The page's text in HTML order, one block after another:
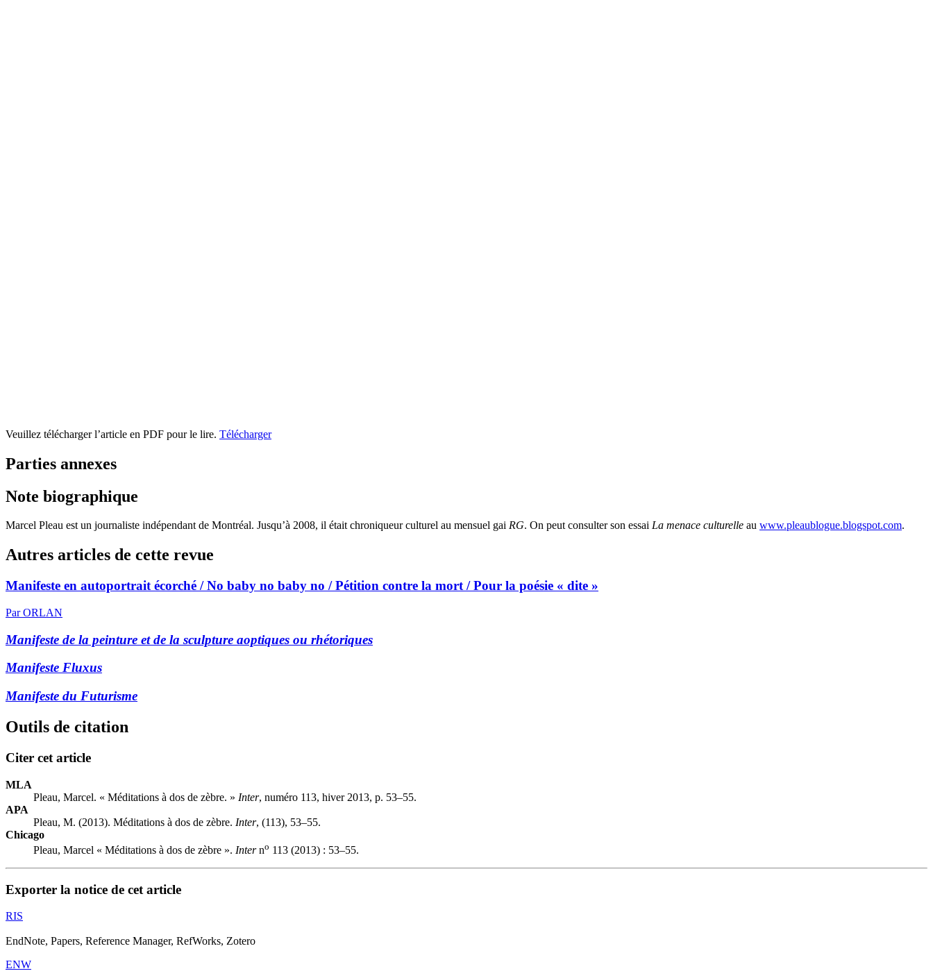
Veuillez télécharger l’article en PDF pour le lire. Télécharger
Parties annexes
Note biographique
Marcel Pleau est un journaliste indépendant de Montréal. Jusqu’à 2008, il était chroniqueur culturel au mensuel gai RG. On peut consulter son essai La menace culturelle au www.pleaublogue.blogspot.com.
Autres articles de cette revue
Manifeste en autoportrait écorché / No baby no baby no / Pétition contre la mort / Pour la poésie « dite »
Par ORLAN
Manifeste de la peinture et de la sculpture aoptiques ou rhétoriques
Manifeste Fluxus
Manifeste du Futurisme
Outils de citation
Citer cet article
MLA
Pleau, Marcel. « Méditations à dos de zèbre. » Inter, numéro 113, hiver 2013, p. 53–55.
APA
Pleau, M. (2013). Méditations à dos de zèbre. Inter, (113), 53–55.
Chicago
Pleau, Marcel « Méditations à dos de zèbre ». Interno 113 (2013) : 53–55.
Exporter la notice de cet article
RIS
EndNote, Papers, Reference Manager, RefWorks, Zotero
ENW